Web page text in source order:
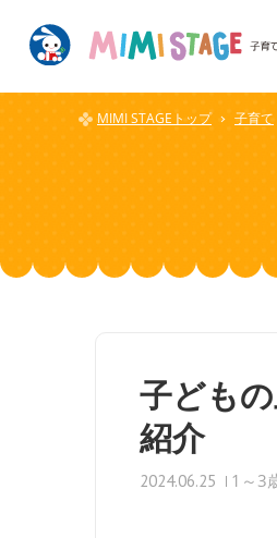
MIMI STAGEトップ 子育て
子ども
紹介
2024.06.25 1～3